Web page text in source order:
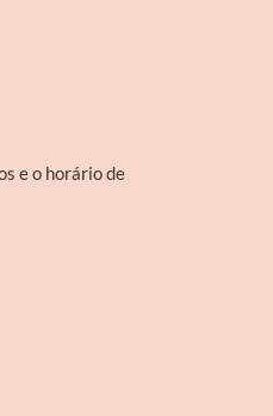
e o horário de